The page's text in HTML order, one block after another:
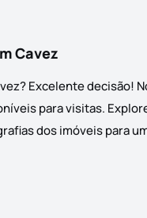
Cavez
Excelente decisão!
para visitas.
dos imóveis para